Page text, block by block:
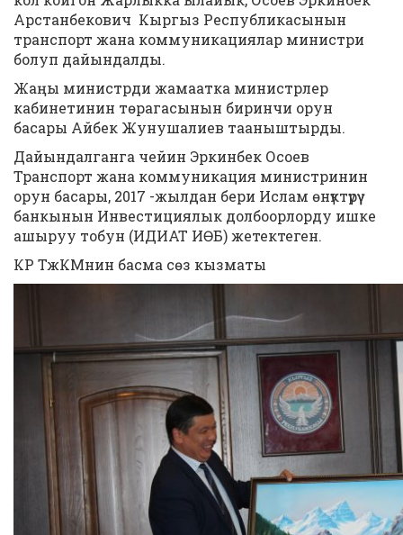
Арстанбекович Кыргыз Республикасынын
транспорт жана коммуникациялар министри
болуп дайындалды.
Жаңы министрди жамаатка министрлер
кабинетинин төрагасынын биринчи орун
басары Айбек Жунушалиев тааныштырды.
Дайындалганга чейин Эркинбек Осоев
Транспорт жана коммуникация министринин
орун басары, 2017 -жылдан бери Ислам өнүктүрүү
банкынын Инвестициялык долбоорлорду ишке
ашыруу тобун (ИДИАТ ИӨБ) жетектеген.
КР ТжКМнин басма сөз кызматы